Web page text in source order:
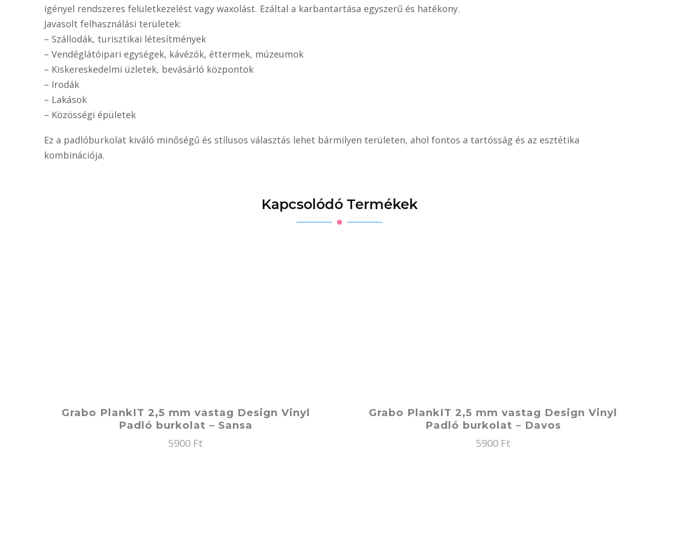
igényel rendszeres felületkezelést vagy waxolást. Ezáltal a karbantartása egyszerű és hatékony.
Javasolt felhasználási területek:
– Szállodák, turisztikai létesítmények
– Vendéglátóipari egységek, kávézók, éttermek, múzeumok
– Kiskereskedelmi üzletek, bevásárló központok
– Irodák
– Lakások
– Közösségi épületek
Ez a padlóburkolat kiváló minőségű és stílusos választás lehet bármilyen területen, ahol fontos a tartósság és az esztétika
kombinációja.
Kapcsolódó Termékek
Grabo PlankIT 2,5 mm vastag Design Vinyl
Padló burkolat – Sansa
5900 Ft
Grabo PlankIT 2,5 mm vastag Design Vinyl
Padló burkolat – Davos
5900 Ft